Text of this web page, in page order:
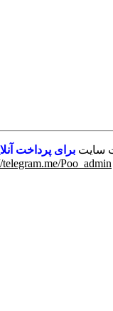
سایت برای پرداخت
telegram.me/Poo_admin